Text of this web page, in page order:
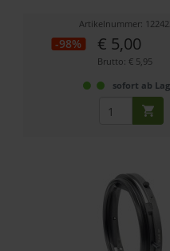
Artikelnummer:
-98% € 5,00
Brutto: € 5,95
sofort ab